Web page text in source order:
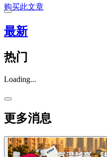
购买此文章
最新
热门
Loading...
更多消息